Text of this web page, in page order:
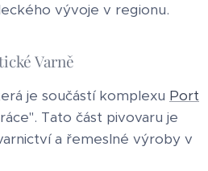
vývoje v regionu.
Varně
je součástí komplexu Port
Tato část pivovaru je
a řemeslné výroby v